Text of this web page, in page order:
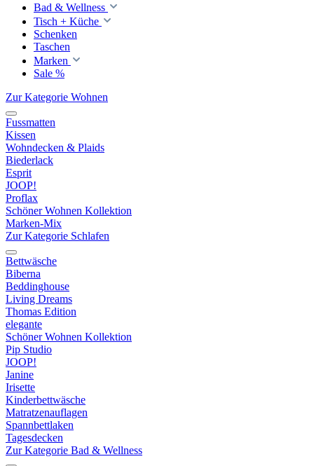
Bad & Wellness
Tisch + Küche
Schenken
Taschen
Marken
Sale %
Zur Kategorie Wohnen
Fussmatten
Kissen
Wohndecken & Plaids
Biederlack
Esprit
JOOP!
Proflax
Schöner Wohnen Kollektion
Marken-Mix
Zur Kategorie Schlafen
Bettwäsche
Biberna
Beddinghouse
Living Dreams
Thomas Edition
elegante
Schöner Wohnen Kollektion
Pip Studio
JOOP!
Janine
Irisette
Kinderbettwäsche
Matratzenauflagen
Spannbettlaken
Tagesdecken
Zur Kategorie Bad & Wellness